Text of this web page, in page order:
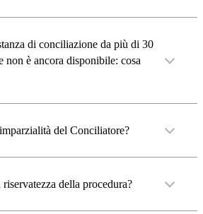
di conciliazione da più di 30
non è ancora disponibile: cosa
del Conciliatore?
della procedura?